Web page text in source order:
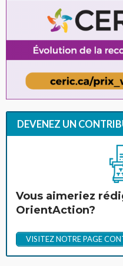
DEVENEZ UN
Vous aimeriez
OrientAction?
VISITEZ NOTRE PAGE